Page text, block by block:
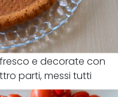
e decorate con
parti, messi tutti